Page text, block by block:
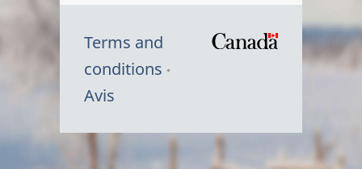
Terms and
conditions
Avis
Symbole